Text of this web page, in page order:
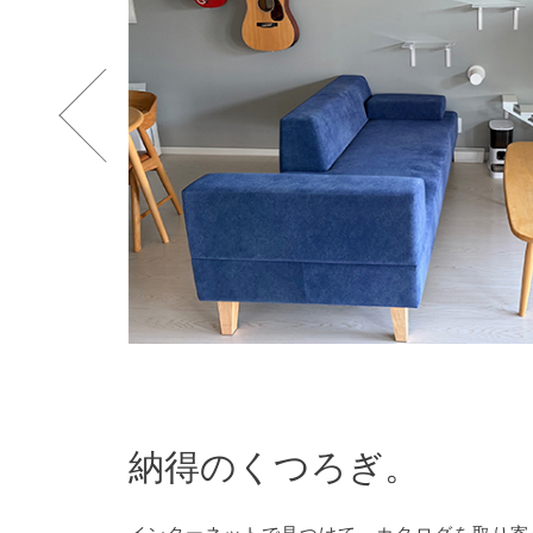
納得のくつろぎ。